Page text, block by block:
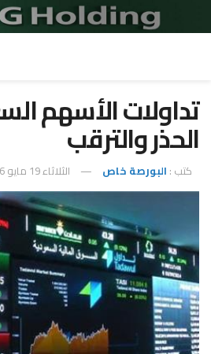
تداولات الأسهم
الحذر والترقب
كتب : البورصة خاص الثلاثاء 19 مايو 2026